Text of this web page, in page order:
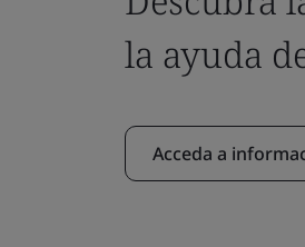
la ayuda
Acceda a